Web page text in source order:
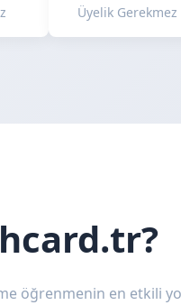
Üyelik Gerekmez
öğrenmenin en etkili